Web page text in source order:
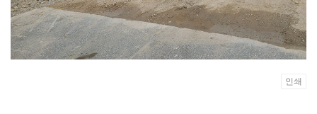
인쇄